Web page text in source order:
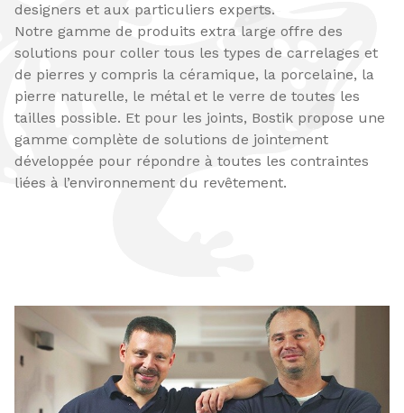
designers et aux particuliers experts.
Notre gamme de produits extra large offre des
solutions pour coller tous les types de carrelages et
de pierres y compris la céramique, la porcelaine, la
pierre naturelle, le métal et le verre de toutes les
tailles possible. Et pour les joints, Bostik propose une
gamme complète de solutions de jointement
développée pour répondre à toutes les contraintes
liées à l’environnement du revêtement.